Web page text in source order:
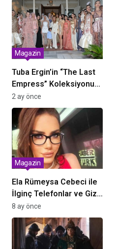
Tuba Ergin’in “The Last
Empress” Koleksiyonu
Büyükada’da Tanıtıldı:
Tarih ve Zarafet Buluştu
Magazin
2 ay önce
Ela Rümeysa Cebeci ile
İlginç Telefonlar ve Gizli
Arşiv İddiaları Sarsıyor
Magazin
8 ay önce